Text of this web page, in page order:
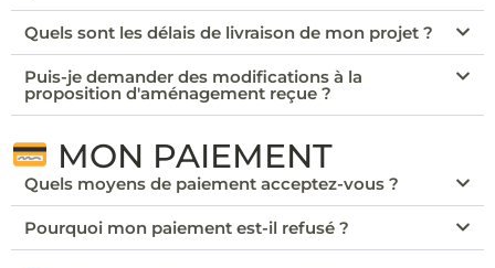
Quels sont les délais de livraison de mon projet ?
Puis-je demander des modifications à la
proposition d'aménagement reçue ?
MON PAIEMENT
Quels moyens de paiement acceptez-vous ?
Pourquoi mon paiement est-il refusé ?